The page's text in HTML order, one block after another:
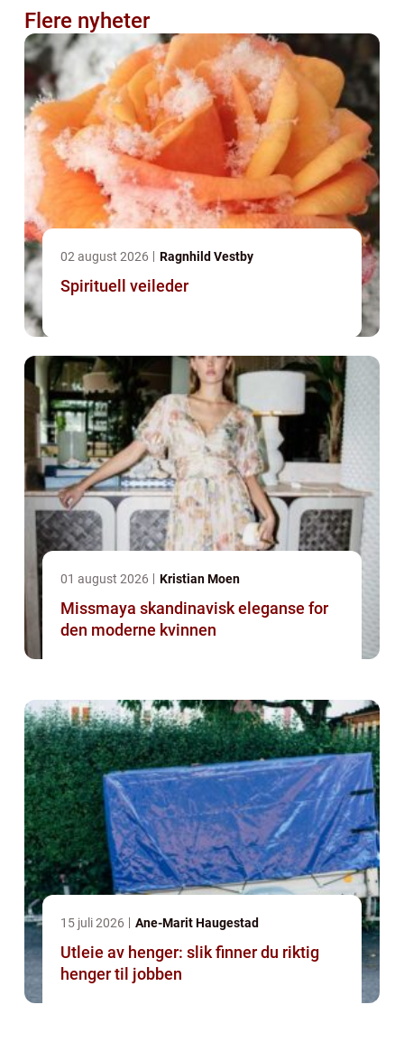
Flere nyheter
02 august 2026 Ragnhild Vestby
Spirituell veileder
01 august 2026 Kristian Moen
Missmaya skandinavisk eleganse for
den moderne kvinnen
15 juli 2026 Ane-Marit Haugestad
Utleie av henger: slik finner du riktig
henger til jobben